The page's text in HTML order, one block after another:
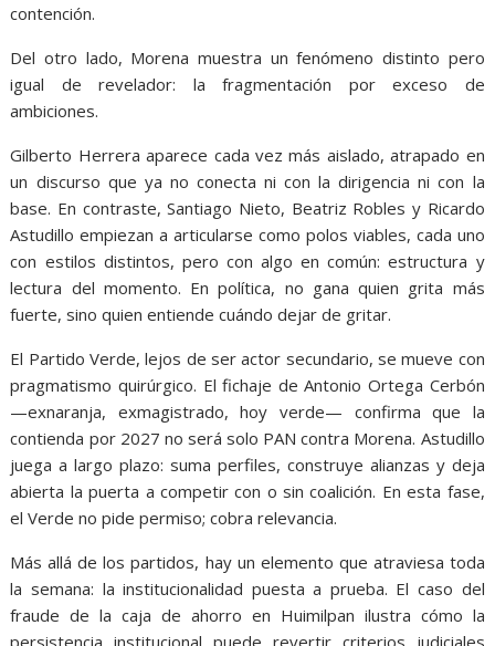
contención.
Del otro lado, Morena muestra un fenómeno distinto pero
igual de revelador: la fragmentación por exceso de
ambiciones.
Gilberto Herrera aparece cada vez más aislado, atrapado en
un discurso que ya no conecta ni con la dirigencia ni con la
base. En contraste, Santiago Nieto, Beatriz Robles y Ricardo
Astudillo empiezan a articularse como polos viables, cada uno
con estilos distintos, pero con algo en común: estructura y
lectura del momento. En política, no gana quien grita más
fuerte, sino quien entiende cuándo dejar de gritar.
El Partido Verde, lejos de ser actor secundario, se mueve con
pragmatismo quirúrgico. El fichaje de Antonio Ortega Cerbón
—exnaranja, exmagistrado, hoy verde— confirma que la
contienda por 2027 no será solo PAN contra Morena. Astudillo
juega a largo plazo: suma perfiles, construye alianzas y deja
abierta la puerta a competir con o sin coalición. En esta fase,
el Verde no pide permiso; cobra relevancia.
Más allá de los partidos, hay un elemento que atraviesa toda
la semana: la institucionalidad puesta a prueba. El caso del
fraude de la caja de ahorro en Huimilpan ilustra cómo la
persistencia institucional puede revertir criterios judiciales